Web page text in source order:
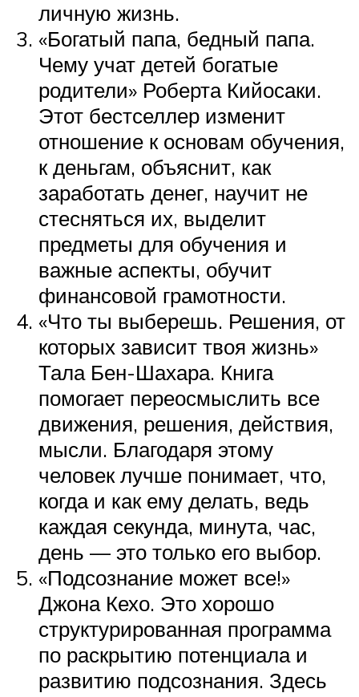
личную жизнь.
«Богатый папа, бедный папа.
Чему учат детей богатые
родители» Роберта Кийосаки.
Этот бестселлер изменит
отношение к основам обучения,
к деньгам, объяснит, как
заработать денег, научит не
стесняться их, выделит
предметы для обучения и
важные аспекты, обучит
финансовой грамотности.
«Что ты выберешь. Решения, от
которых зависит твоя жизнь»
Тала Бен-Шахара. Книга
помогает переосмыслить все
движения, решения, действия,
мысли. Благодаря этому
человек лучше понимает, что,
когда и как ему делать, ведь
каждая секунда, минута, час,
день — это только его выбор.
«Подсознание может все!»
Джона Кехо. Это хорошо
структурированная программа
по раскрытию потенциала и
развитию подсознания. Здесь